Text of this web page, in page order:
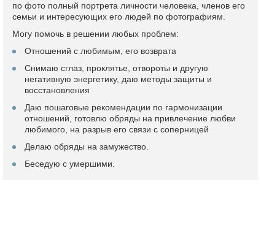
по фото полный портрета личности человека, членов его
семьи и интересующих его людей по фотографиям.
Могу помочь в решении любых проблем:
Отношений с любимым, его возврата
Снимаю сглаз, проклятье, отвороты и другую
негативную энергетику, даю методы защиты и
восстановления
Даю пошаговые рекомендации по гармонизации
отношений, готовлю обряды на привлечение любви
любимого, на разрыв его связи с соперницей
Делаю обряды на замужество.
Беседую с умершими.